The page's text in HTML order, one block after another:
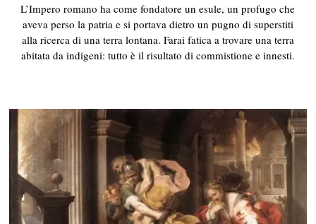
L’Impero romano ha come fondatore un esule, un profugo che
aveva perso la patria e si portava dietro un pugno di superstiti
alla ricerca di una terra lontana. Farai fatica a trovare una terra
abitata da indigeni: tutto è il risultato di commistione e innesti.